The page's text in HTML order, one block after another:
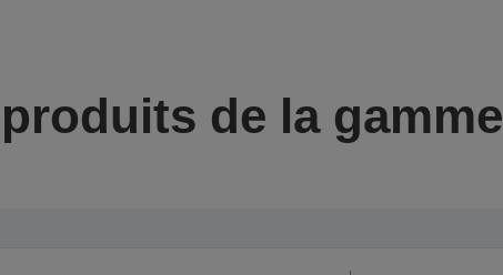
de la gamme